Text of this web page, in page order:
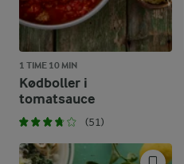
1 TIME 10 MIN
Kødboller i
tomatsauce
(51)